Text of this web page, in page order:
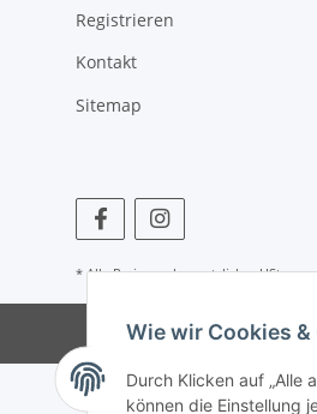
Registrieren
Kontakt
Sitemap
* Alle Preise zzgl. gesetzlicher USt.
Wie wir Cookies &
Durch Klicken auf „Alle
können die Einstellung